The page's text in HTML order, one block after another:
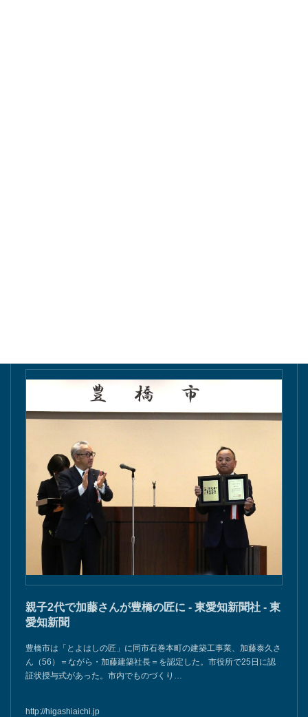
親子2代で加藤さんが豊橋の匠に - 東愛知新聞社 - 東
愛知新聞
豊橋市は「とよはしの匠」に同市石巻本町の建築工事業、加藤泰久さ
ん（56）＝ながら・加藤建築社長＝を認定した。市役所で25日に認
証状授与式があった。市内でものづくり…
http://higashiaichi.jp